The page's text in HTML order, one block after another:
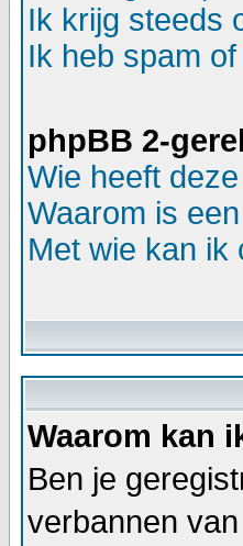
Ik krijg steeds
Ik heb spam
phpBB 2-
Wie heeft
Waarom is
Met wie kan ik
Waarom kan
Ben je
verbannen